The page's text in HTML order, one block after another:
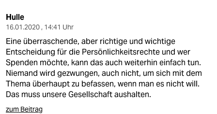
Hulle
16.01.2020 , 14:41 Uhr
Eine überraschende, aber richtige und wichtige
Entscheidung für die Persönlichkeitsrechte und wer
Spenden möchte, kann das auch weiterhin einfach tun.
Niemand wird gezwungen, auch nicht, um sich mit dem
Thema überhaupt zu befassen, wenn man es nicht will.
Das muss unsere Gesellschaft aushalten.
zum Beitrag